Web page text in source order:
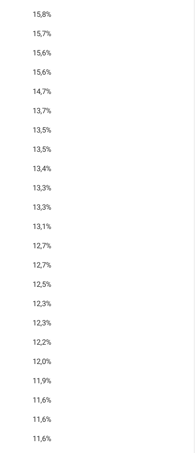
15,8%
15,7%
15,6%
15,6%
14,7%
13,7%
13,5%
13,5%
13,4%
13,3%
13,3%
13,1%
12,7%
12,7%
12,5%
12,3%
12,3%
12,2%
12,0%
11,9%
11,6%
11,6%
11,6%